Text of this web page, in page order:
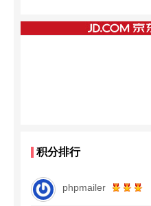
积分排行
phpmailer